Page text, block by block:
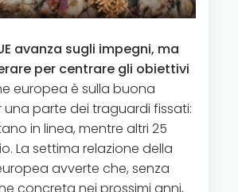
avanza sugli impegni, ma
per centrare gli obiettivi
europea è sulla buona
parte dei traguardi fissati:
in linea, mentre altri 25
La settima relazione della
avverte che, senza